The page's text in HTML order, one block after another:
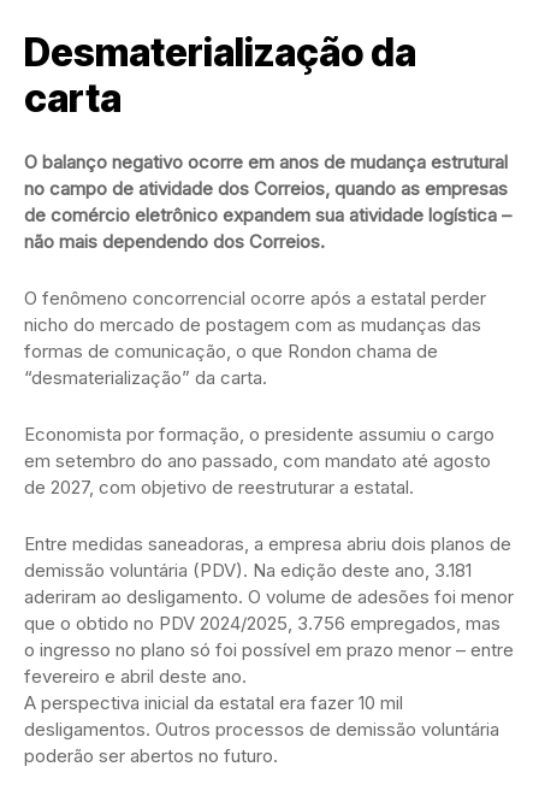
Desmaterialização da
carta
O balanço negativo ocorre em anos de mudança estrutural
no campo de atividade dos Correios, quando as empresas
de comércio eletrônico expandem sua atividade logística –
não mais dependendo dos Correios.
O fenômeno concorrencial ocorre após a estatal perder
nicho do mercado de postagem com as mudanças das
formas de comunicação, o que Rondon chama de
“desmaterialização” da carta.
Economista por formação, o presidente assumiu o cargo
em setembro do ano passado, com mandato até agosto
de 2027, com objetivo de reestruturar a estatal.
Entre medidas saneadoras, a empresa abriu dois planos de
demissão voluntária (PDV). Na edição deste ano, 3.181
aderiram ao desligamento. O volume de adesões foi menor
que o obtido no PDV 2024/2025, 3.756 empregados, mas
o ingresso no plano só foi possível em prazo menor – entre
fevereiro e abril deste ano.
A perspectiva inicial da estatal era fazer 10 mil
desligamentos. Outros processos de demissão voluntária
poderão ser abertos no futuro.